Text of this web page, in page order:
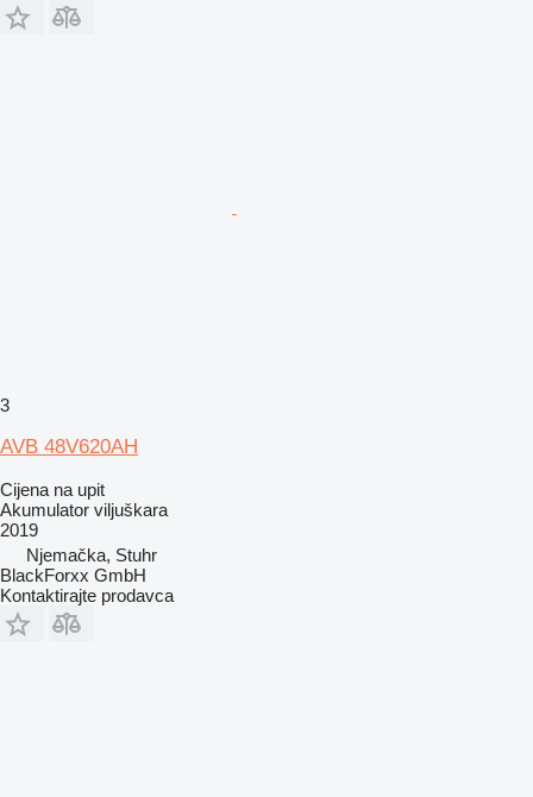
3
AVB 48V620AH
Cijena na upit
Akumulator viljuškara
2019
Njemačka, Stuhr
BlackForxx GmbH
Kontaktirajte prodavca